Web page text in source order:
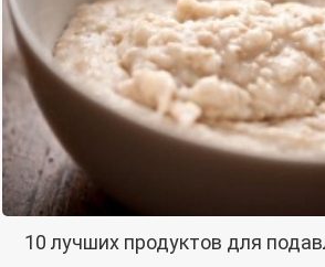
10 лучших продуктов для